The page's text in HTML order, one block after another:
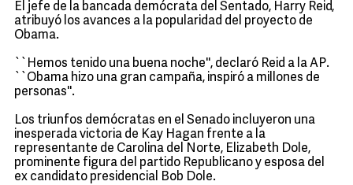
El jefe de la bancada demócrata del Sentado, Harry Reid,
atribuyó los avances a la popularidad del proyecto de
Obama.
``Hemos tenido una buena noche'', declaró Reid a la AP.
``Obama hizo una gran campaña, inspiró a millones de
personas''.
Los triunfos demócratas en el Senado incluyeron una
inesperada victoria de Kay Hagan frente a la
representante de Carolina del Norte, Elizabeth Dole,
prominente figura del partido Republicano y esposa del
ex candidato presidencial Bob Dole.